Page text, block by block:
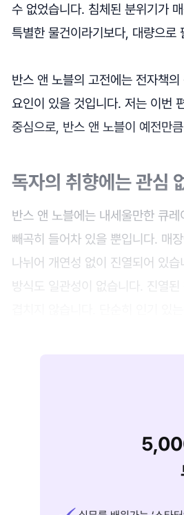
수 없었습니다. 침체된 분위기가
특별한 물건이라기보다, 대량으로
반스 앤 노블의 고전에는 전자책
요인이 있을 것입니다. 저는 이번
중심으로, 반스 앤 노블이 예전만
독자의 취향에는 관심
반스 앤 노블에는 내세울만한 큐
빼곡히 들어차 있을 뿐입니다. 매
나뉘어 개연성 없이 진열되어 있
방식도 일관성이 없습니다. 진열